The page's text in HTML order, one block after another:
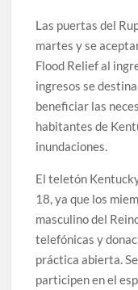
Las puertas del
martes y se
Flood Relief al
ingresos se
beneficiar las
habitantes de
inundaciones.
El teletón
18, ya que los
masculino del
telefónicas y
práctica abierta.
participen en el